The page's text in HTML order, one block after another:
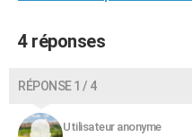
CARTE DE VOEUX
Carte de Noël
Carte Bonne année
Carte Saint-Valentin
Carte Pâques
Carte d'anniversaire
DICTIONNAIRE
Dictionnaire
Biographies
Citations
Expressions
Proverbes
PROGRAMME TV
4 réponses
RÉPONSE 1 / 4
Utilisateur anonyme